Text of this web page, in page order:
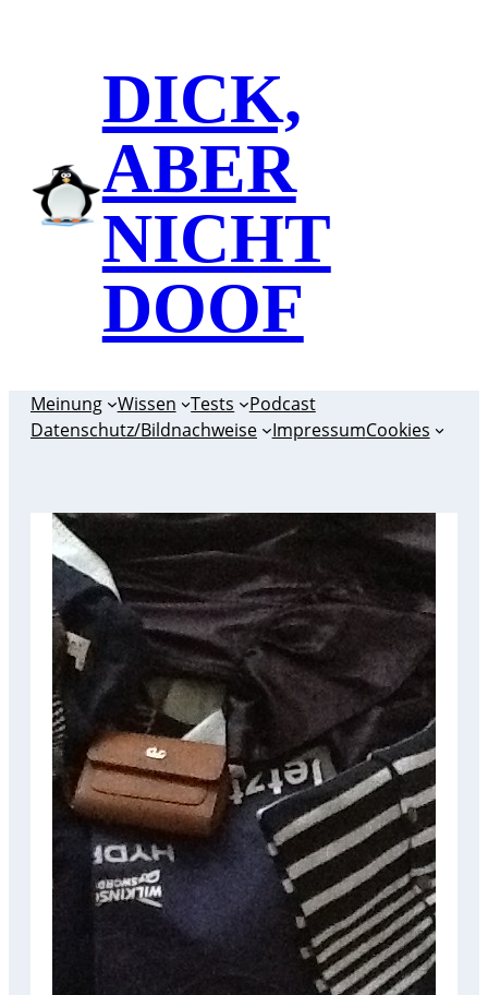
DICK,
ABER
NICHT
DOOF
Meinung Wissen Tests
Podcast
Datenschutz/Bildnachweise
ImpressumCookies